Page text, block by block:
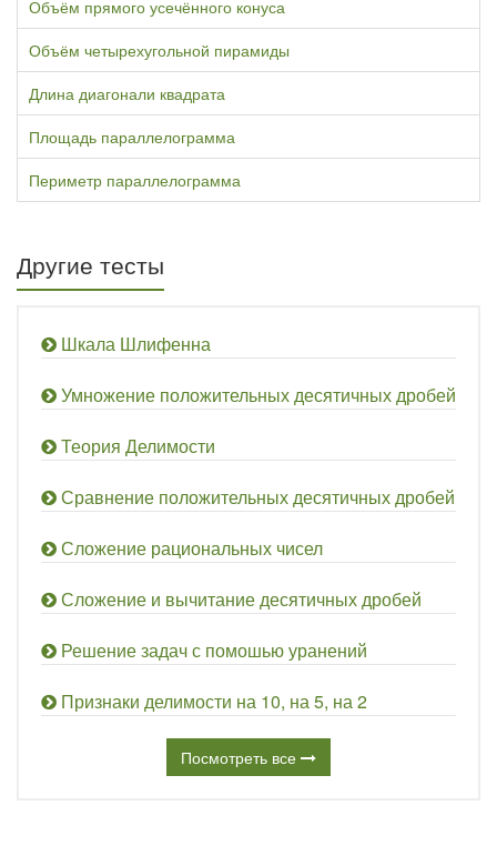
Объём прямого усечённого конуса
Объём четырехугольной пирамиды
Длина диагонали квадрата
Площадь параллелограмма
Периметр параллелограмма
Другие тесты
Шкала Шлифенна
Умножение положительных десятичных дробей
Теория Делимости
Сравнение положительных десятичных дробей
Сложение рациональных чисел
Сложение и вычитание десятичных дробей
Решение задач с помошью уранений
Признаки делимости на 10, на 5, на 2
Посмотреть все